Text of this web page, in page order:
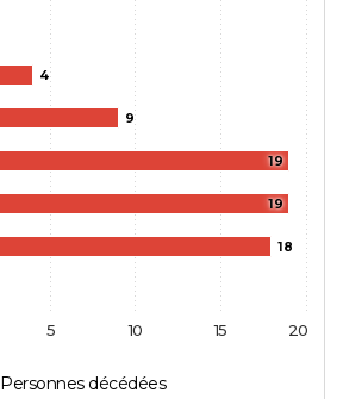
4
9
19
19
18
Personnes décédées
5 10 15 20